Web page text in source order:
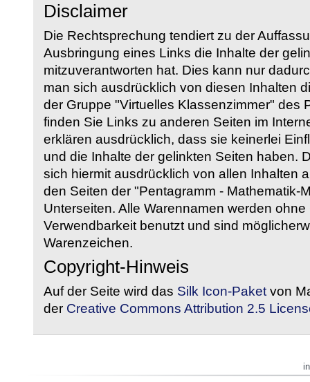
Disclaimer
Die Rechtsprechung tendiert zu der
Ausbringung eines Links die Inhalte der
mitzuverantworten hat. Dies kann nur
man sich ausdrücklich von diesen Inhalten
der Gruppe "Virtuelles Klassenzimmer" des
finden Sie Links zu anderen Seiten im
erklären ausdrücklich, dass sie keinerlei
und die Inhalte der gelinkten Seiten haben.
sich hiermit ausdrücklich von allen Inhalten
den Seiten der "Pentagramm - Mathematik-
Unterseiten. Alle Warennamen werden
Verwendbarkeit benutzt und sind
Warenzeichen.
Copyright-Hinweis
Auf der Seite wird das Silk Icon-Paket von
der Creative Commons Attribution 2.5